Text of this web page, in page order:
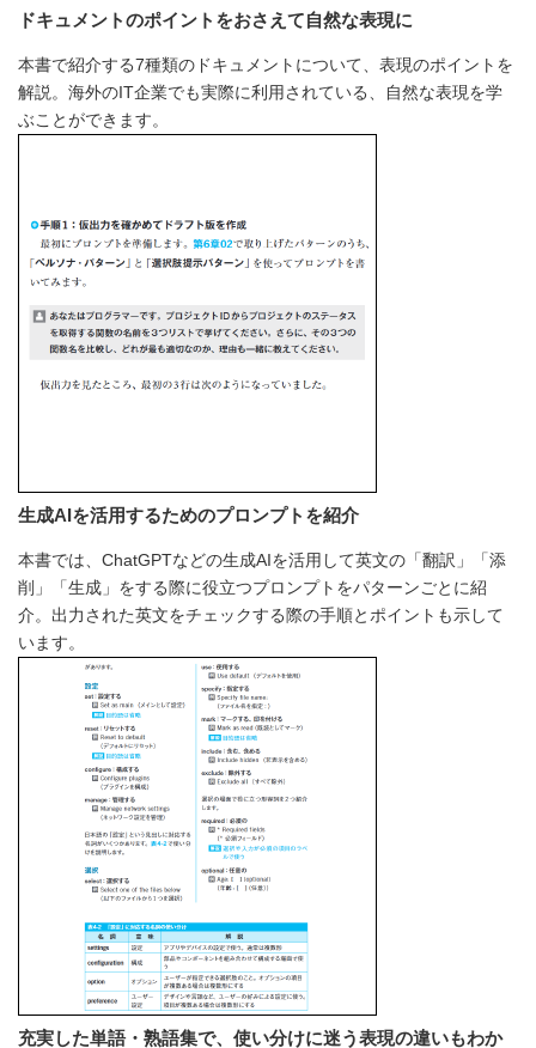
ドキュメントのポイントをおさえて自然な表現に
本書で紹介する7種類のドキュメントについて、表現のポイントを
解説。海外のIT企業でも実際に利用されている、自然な表現を学
ぶことができます。
生成AIを活用するためのプロンプトを紹介
本書では、ChatGPTなどの生成AIを活用して英文の「翻訳」「添
削」「生成」をする際に役立つプロンプトをパターンごとに紹
介。出力された英文をチェックする際の手順とポイントも示して
います。
充実した単語・熟語集で、使い分けに迷う表現の違いもわか